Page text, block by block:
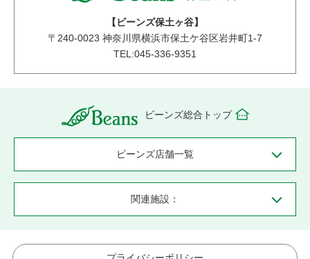
【ビーンズ保土ヶ谷】
〒 240-0023 神奈川県横浜市保土ケ谷区岩井町1-7
TEL:045-336-9351
ビーンズ総合トップ
ビーンズ店舗一覧
関連施設：